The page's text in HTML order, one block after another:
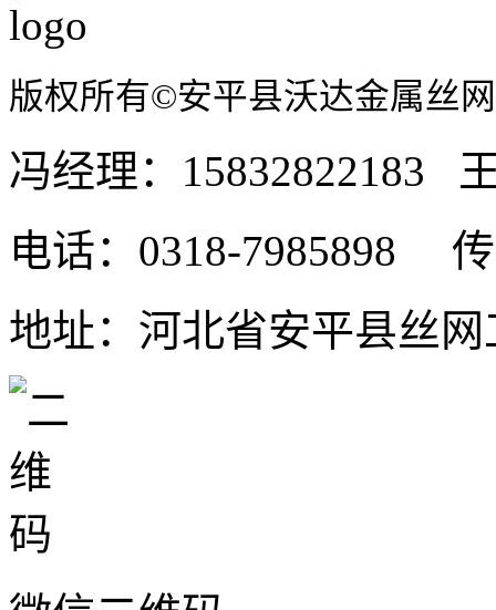
版权所有©安平县沃达金属丝
冯经理：15832822183
电话：0318-7985898 传
地址：河北省安平县丝